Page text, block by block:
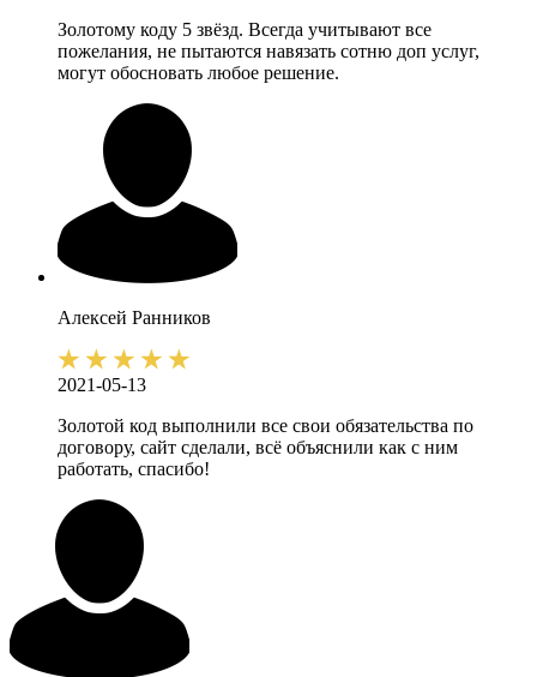
Золотому коду 5 звёзд. Всегда учитывают все
пожелания, не пытаются навязать сотню доп услуг,
могут обосновать любое решение.
Алексей Ранников
2021-05-13
Золотой код выполнили все свои обязательства по
договору, сайт сделали, всё объяснили как с ним
работать, спасибо!